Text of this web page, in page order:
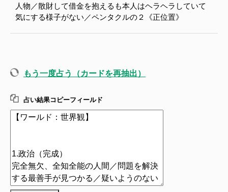
人物／散財して借金を抱えるも本人はヘラヘラしていて
気にする様子がない／ペンタクルの２《正位置》
もう一度占う（カードを再抽出）
占い結果コピーフィールド